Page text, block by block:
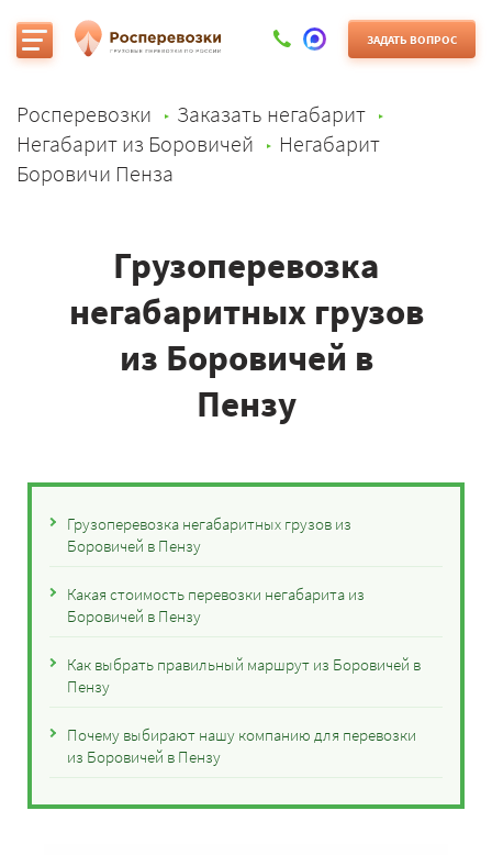
ЗАДАТЬ ВОПРОС
Росперевозки
Заказать негабарит
Негабарит из Боровичей
Негабарит
Боровичи Пенза
Грузоперевозка
негабаритных грузов
из Боровичей в
Пензу
Грузоперевозка негабаритных грузов из
Боровичей в Пензу
Какая стоимость перевозки негабарита из
Боровичей в Пензу
Как выбрать правильный маршрут из Боровичей в
Пензу
Почему выбирают нашу компанию для перевозки
из Боровичей в Пензу